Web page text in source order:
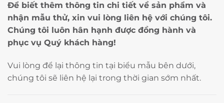
Để biết thêm thông tin chi tiết về sản phẩm và
nhận mẫu thử, xin vui lòng liên hệ với chúng tôi.
Chúng tôi luôn hân hạnh được đồng hành và
phục vụ Quý khách hàng!
Vui lòng để lại thông tin tại biểu mẫu bên dưới,
chúng tôi sẽ liên hệ lại trong thời gian sớm nhất.